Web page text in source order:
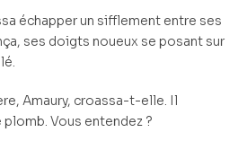
échapper un sifflement entre ses
ses doigts noueux se posant sur
Amaury, croassa-t-elle. Il
Vous entendez ?